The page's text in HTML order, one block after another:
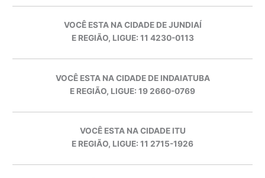
VOCÊ ESTA NA CIDADE DE JUNDIAÍ
E REGIÃO, LIGUE: 11 4230-0113
VOCÊ ESTA NA CIDADE DE INDAIATUBA
E REGIÃO, LIGUE: 19 2660-0769
VOCÊ ESTA NA CIDADE ITU
E REGIÃO, LIGUE: 11 2715-1926